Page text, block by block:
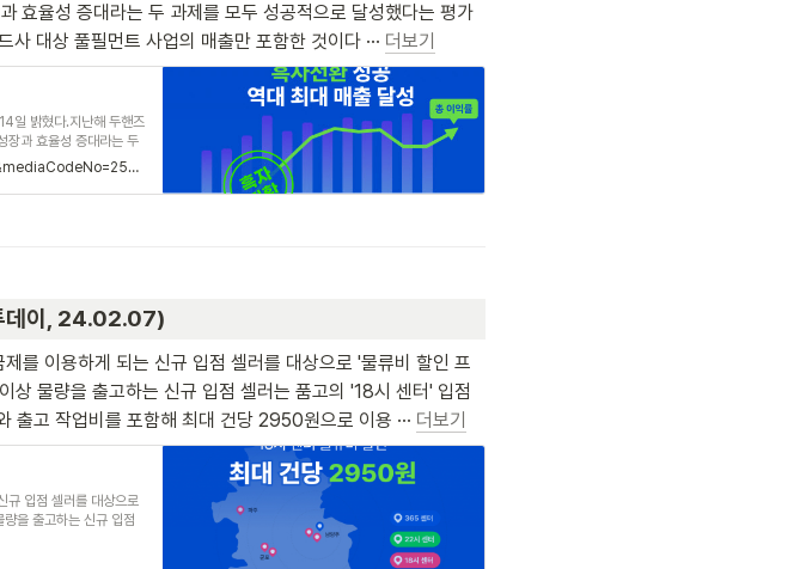
효율성 증대라는 두 과제를 모두 성공적으로 달성했다는 평가
대상 풀필먼트 사업의 매출만 포함한 것이다 ··· 더보기
일 밝혔다.지난해 두핸즈
과 효율성 증대라는 두
https://www.edaily.co.kr/news/read?newsId=02269766638790520&mediaCodeNo=257&OutLnkChk=Y
데이, 24.02.07)
를 이용하게 되는 신규 입점 셀러를 대상으로 '물류비 할인 프
물량을 출고하는 신규 입점 셀러는 품고의 '18시 센터' 입점
고 작업비를 포함해 최대 건당 2950원으로 이용 ··· 더보기
규 입점 셀러를 대상으로
을 출고하는 신규 입점
기준)와 출고 작업비를